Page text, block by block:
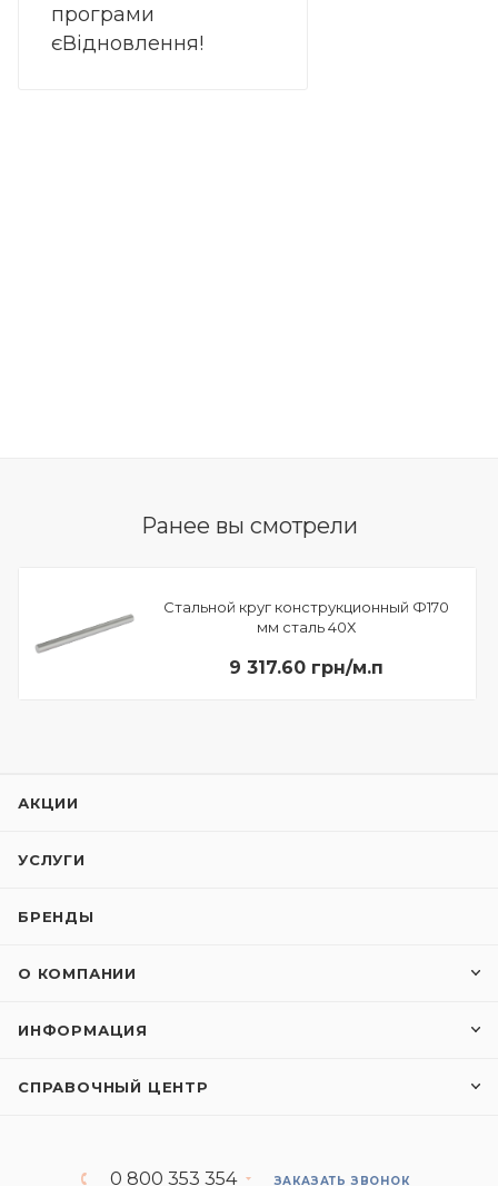
програми
єВідновлення!
Ранее вы смотрели
Стальной круг конструкционный Ф170
мм сталь 40Х
9 317.60 грн/м.п
АКЦИИ
УСЛУГИ
БРЕНДЫ
О КОМПАНИИ
ИНФОРМАЦИЯ
СПРАВОЧНЫЙ ЦЕНТР
0 800 353 354 ЗАКАЗАТЬ ЗВОНОК